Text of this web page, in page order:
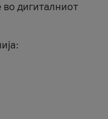
дигиталниот